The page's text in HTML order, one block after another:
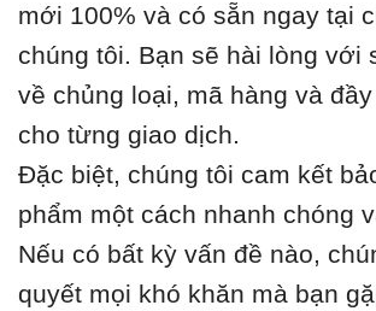
mới 100% và có sẵn ngay tại
chúng tôi. Bạn sẽ hài lòng với
về chủng loại, mã hàng và
cho từng giao dịch.
Đặc biệt, chúng tôi cam kết
phẩm một cách nhanh chóng
Nếu có bất kỳ vấn đề nào,
quyết mọi khó khăn mà bạn